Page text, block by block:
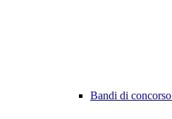
Bandi di concorso